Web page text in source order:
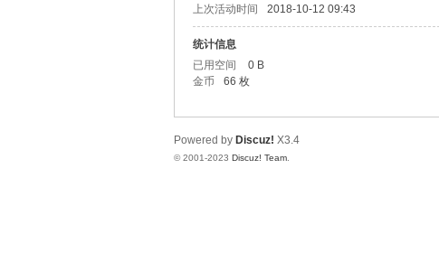
上次活动时间
2018-10-12 09:43
统计信息
已用空间
0 B
金币
66 枚
Powered by Discuz! X3.4
© 2001-2023 Discuz! Team